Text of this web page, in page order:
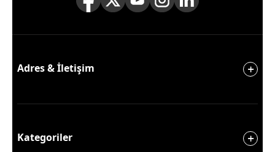
Adres & İletişim
Kategoriler